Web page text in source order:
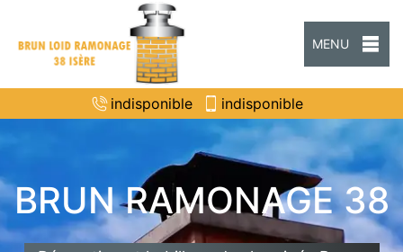
MENU
indisponible indisponible
BRUN RAMONAGE 38